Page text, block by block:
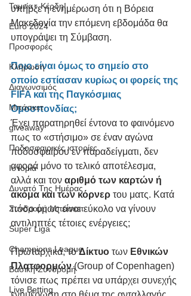
Ταμεία - Κέρδη!
Euro 2024
Προσφορές
Κλήρωση
Διαγωνσιμός
Μπάσκετ
giveaway
Ποδοσφαιρικές ιστορίες
Ιστορία
Δυνατό Της Ημέρας
Συνδρομή Μπάσκετ
Super Liga
Champions League
Βασική Συνδρομή
Live Betting
υπήρξε η ενημέρωση ότι η Βόρεια
Μακεδονία την επόμενη εβδομάδα θα
υπογράψει τη Σύμβαση.
Ποιο είναι όμως το σημείο στο
οποίο εστίασαν κυρίως οι φορείς της
FIFA και της Παγκόσμιας
Ομοσπονδίας;
Έχει παρατηρηθεί έντονα το φαινόμενο
πως το «στήσιμο» σε έναν αγώνα
ποδοσφαίρου εν παραδείγματι, δεν
αφορά μόνο το τελικό αποτέλεσμα,
αλλά και τον αριθμό των καρτών ή
ακόμα και των κόρνερ του ματς. Κατά
πόσο όμως είναι εύκολο να γίνουν
αντιληπτές τέτοιες ενέργειες;
Πρωταρχικά, το Δίκτυο των Εθνικών
Πλατφορμών (Group of Copenhagen)
τόνισε πως πρέπει να υπάρχει συνεχής